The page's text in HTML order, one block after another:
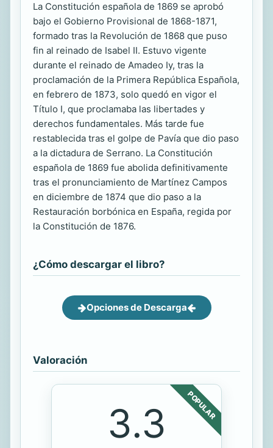
La Constitución española de 1869 se aprobó
bajo el Gobierno Provisional de 1868-1871,
formado tras la Revolución de 1868 que puso
fin al reinado de Isabel II. Estuvo vigente
durante el reinado de Amadeo Iy, tras la
proclamación de la Primera República Española,
en febrero de 1873, solo quedó en vigor el
Título I, que proclamaba las libertades y
derechos fundamentales. Más tarde fue
restablecida tras el golpe de Pavía que dio paso
a la dictadura de Serrano. La Constitución
española de 1869 fue abolida definitivamente
tras el pronunciamiento de Martínez Campos
en diciembre de 1874 que dio paso a la
Restauración borbónica en España, regida por
la Constitución de 1876.
¿Cómo descargar el libro?
Opciones de Descarga
Valoración
POPULAR
3.3